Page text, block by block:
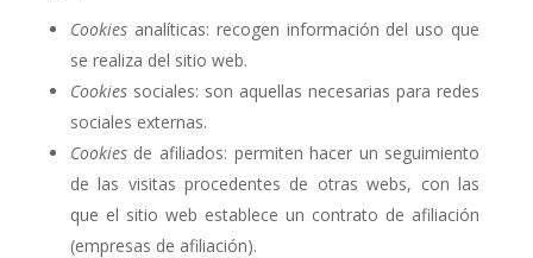
Cookies analíticas: recogen información del uso que
se realiza del sitio web.
Cookies sociales: son aquellas necesarias para redes
sociales externas.
Cookies de afiliados: permiten hacer un seguimiento
de las visitas procedentes de otras webs, con las
que el sitio web establece un contrato de afiliación
(empresas de afiliación).